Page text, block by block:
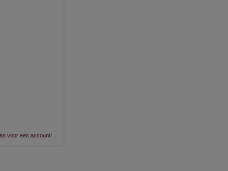
voor een account!